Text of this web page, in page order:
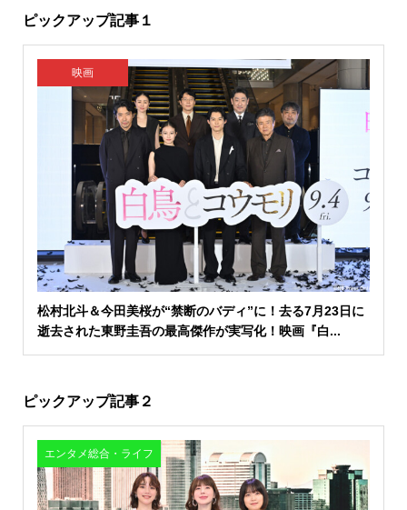
ピックアップ記事１
映画
松村北斗＆今田美桜が“禁断のバディ”に！去る7月23日に
逝去された東野圭吾の最高傑作が実写化！映画『白...
ピックアップ記事２
エンタメ総合・ライフ